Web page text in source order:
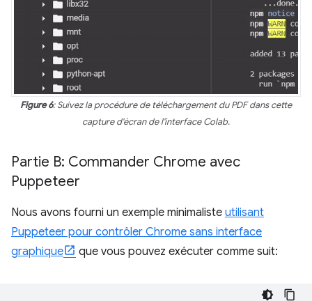
Figure 6: Suivez la procédure de téléchargement du PDF dans cette
capture d'écran de l'interface Colab.
Partie B: Commander Chrome avec
Puppeteer
Nous avons fourni un exemple minimaliste utilisant
Puppeteer pour contrôler Chrome sans interface
graphique
que vous pouvez exécuter comme suit: